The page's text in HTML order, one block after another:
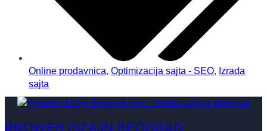
Online prodavnica, Optimizacija sajta - SEO, Izrada
sajta
PROWEB DIZAJN BEOGRAD